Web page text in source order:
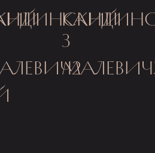
3